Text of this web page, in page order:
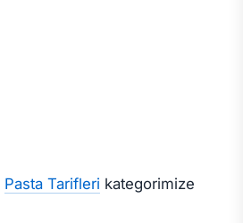
Pasta Tarifleri kategorimize